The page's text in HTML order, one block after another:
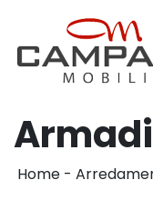
Home-